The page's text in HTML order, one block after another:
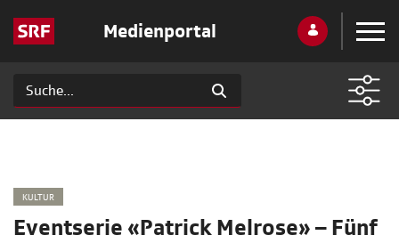
Medienportal
KULTUR
Eventserie «Patrick Melrose» – Fünf